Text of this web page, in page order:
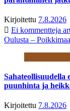
Kirjoitettu 7.8.2026
Ei kommentteja
Oulusta –
Sahateollisuudella
puunhinta ja
Kirjoitettu 7.8.2026